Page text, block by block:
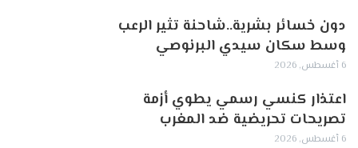
دون خسائر بشرية..شاحنة تثير الرعب
وسط سكان سيدي البرنوصي
6 أغسطس, 2026
اعتذار كنسي رسمي يطوي أزمة
تصريحات تحريضية ضد المغرب
6 أغسطس, 2026